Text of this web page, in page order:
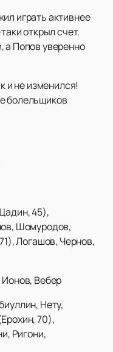
играть активнее
открыл счет.
а Попов уверенно
и не изменился!
болельщиков
45),
Шомуродов,
Логашов, Чернов,
Вебер
Нету,
70),
Ригони,